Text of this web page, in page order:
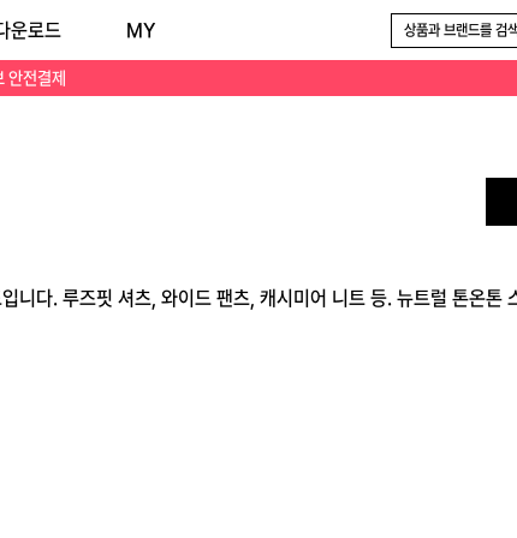
전결제
운로드 MY 상품과 브랜드를 검
다. 루즈핏 셔츠, 와이드 팬츠, 캐시미어 니트 등. 뉴트럴 톤온톤